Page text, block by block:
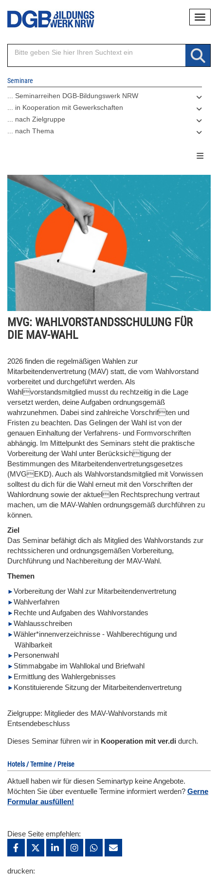
Direkt
Inhalt
Seminare
... Seminarreihen DGB-Bildungswerk NRW
... in Kooperation mit Gewerkschaften
... nach Zielgruppe
... nach Thema
MVG: WAHLVORSTANDSSCHULUNG FÜR
DIE MAV-WAHL
2026 finden die regelmäßigen Wahlen zur
Mitarbeitendenvertretung (MAV) statt, die vom Wahlvorstand
vorbereitet und durchgeführt werden. Als
Wahlvorstandsmitglied musst du rechtzeitig in die Lage
versetzt werden, deine Aufgaben ordnungsgemäß
wahrzunehmen. Dabei sind zahlreiche Vorschriften und
Fristen zu beachten. Das Gelingen der Wahl ist von der
genauen Einhaltung der Verfahrens- und Formvorschriften
abhängig. Im Mittelpunkt des Seminars steht die praktische
Vorbereitung der Wahl unter Berücksichtigung der
Bestimmungen des Mitarbeitendenvertretungsgesetzes
(MVGEKD). Auch als Wahlvorstandsmitglied mit Vorwissen
solltest du dich für die Wahl erneut mit den Vorschriften der
Wahlordnung sowie der aktuellen Rechtsprechung vertraut
machen, um die MAV-Wahlen ordnungsgemäß durchführen zu
können.
Ziel
Das Seminar befähigt dich als Mitglied des Wahlvorstands zur
rechtssicheren und ordnungsgemäßen Vorbereitung,
Durchführung und Nachbereitung der MAV-Wahl.
Themen
Vorbereitung der Wahl zur Mitarbeitendenvertretung
Wahlverfahren
Rechte und Aufgaben des Wahlvorstandes
Wahlausschreiben
Wähler*innenverzeichnisse - Wahlberechtigung und
Wählbarkeit
Personenwahl
Stimmabgabe im Wahllokal und Briefwahl
Ermittlung des Wahlergebnisses
Konstituierende Sitzung der Mitarbeitendenvertretung
Zielgruppe: Mitglieder des MAV-Wahlvorstands mit
Entsendebeschluss
Dieses Seminar führen wir in Kooperation mit ver.di durch.
Hotels / Termine / Preise
Aktuell haben wir für diesen Seminartyp keine Angebote.
Möchten Sie über eventuelle Termine informiert werden? Gerne
Formular ausfüllen!
Diese Seite empfehlen:
drucken: